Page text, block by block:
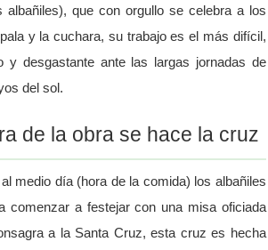
albañiles), que con orgullo se celebra a los
y la cuchara, su trabajo es el más difícil,
y desgastante ante las largas jornadas de
del sol.
de la obra se hace la cruz
medio día (hora de la comida) los albañiles
comenzar a festejar con una misa oficiada
a la Santa Cruz, esta cruz es hecha